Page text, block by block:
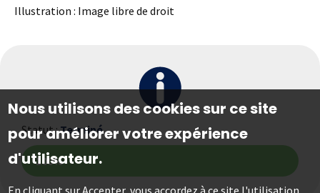
Illustration : Image libre de droit
Statut :Terminé
100%
Nous utilisons des cookies sur ce site
pour améliorer votre expérience
d'utilisateur.
En cliquant sur Accepter, vous accordez à ce site l'utilisation